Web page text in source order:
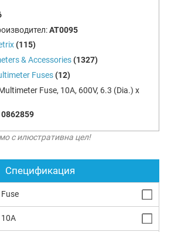
AT0095
(115)
& Accessories (1327)
Fuses (12)
Fuse, 10A, 600V, 6.3 (Dia.) x
с илюстративна цел!
Спецификация
Fuse
10A